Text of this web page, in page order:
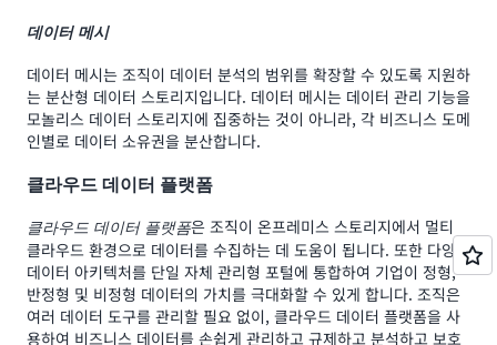
데이터 메시
데이터 메시는 조직이 데이터 분석의 범위를 확장할 수 있도록 지원하
는 분산형 데이터 스토리지입니다. 데이터 메시는 데이터 관리 기능을
모놀리스 데이터 스토리지에 집중하는 것이 아니라, 각 비즈니스 도메
인별로 데이터 소유권을 분산합니다.
클라우드 데이터 플랫폼
클라우드 데이터 플랫폼은 조직이 온프레미스 스토리지에서 멀티
클라우드 환경으로 데이터를 수집하는 데 도움이 됩니다. 또한 다양한
데이터 아키텍처를 단일 자체 관리형 포털에 통합하여 기업이 정형,
반정형 및 비정형 데이터의 가치를 극대화할 수 있게 합니다. 조직은
여러 데이터 도구를 관리할 필요 없이, 클라우드 데이터 플랫폼을 사
용하여 비즈니스 데이터를 손쉽게 관리하고 규제하고 분석하고 보호